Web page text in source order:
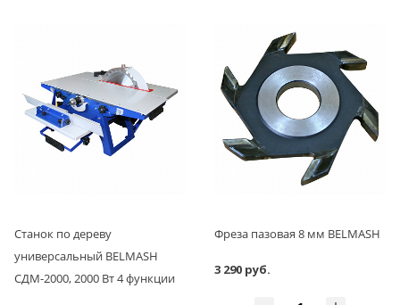
Станок по дереву
универсальный BELMASH
СДМ-2000, 2000 Вт 4 функции
Фреза пазовая 8 мм BELMASH
3 290 руб.